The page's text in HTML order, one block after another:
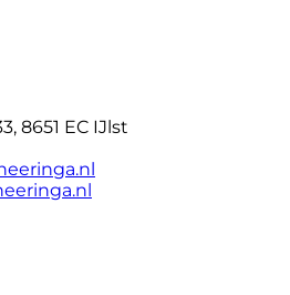
8651 EC IJlst